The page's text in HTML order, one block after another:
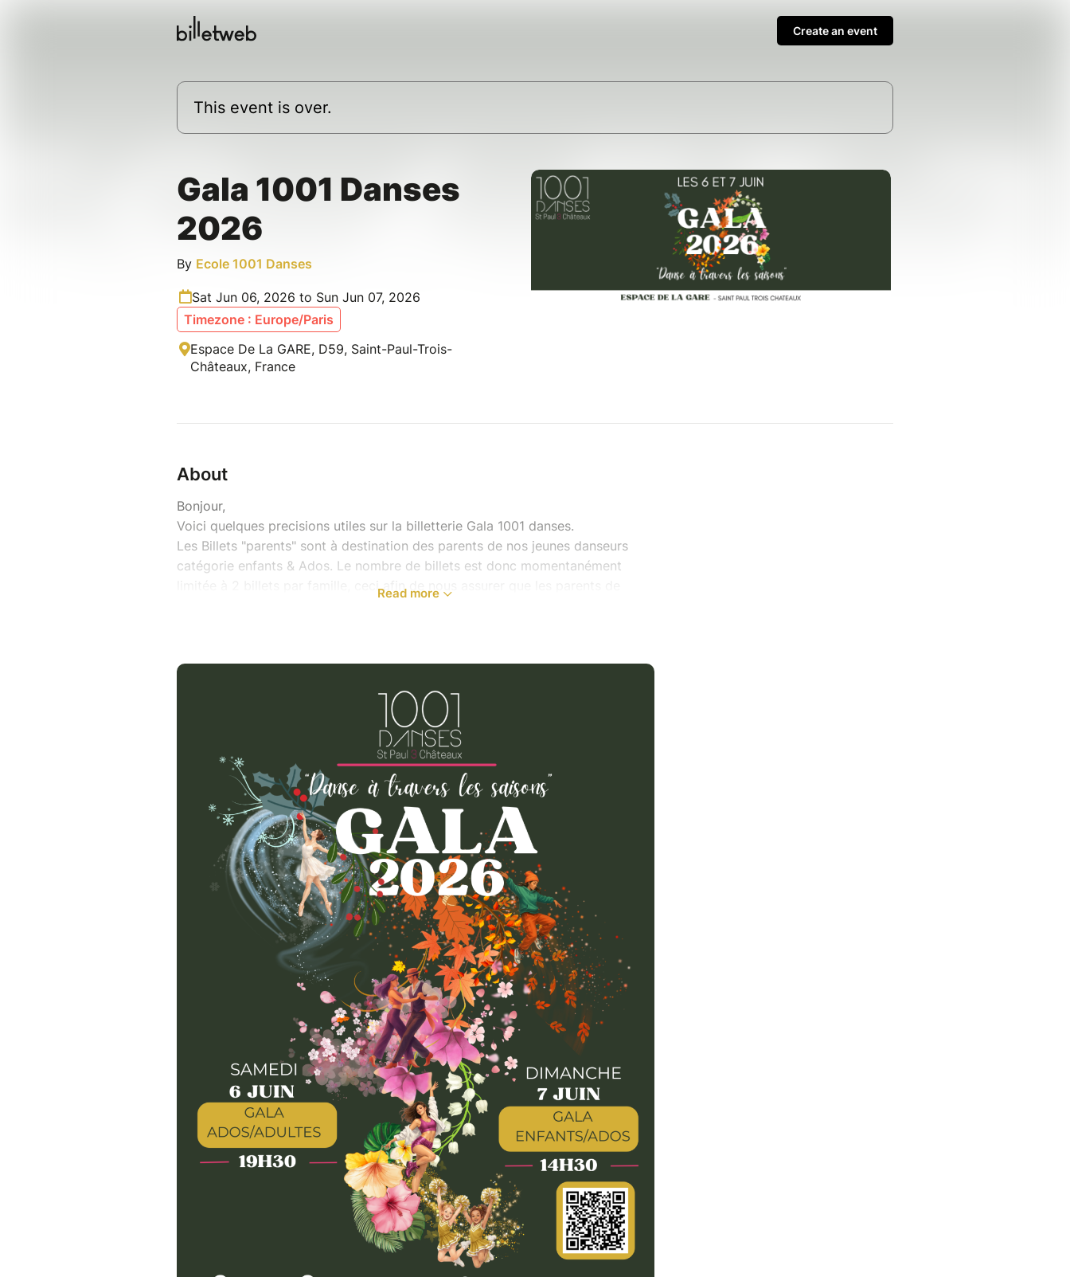
Create an event
This event is over.
Gala 1001 Danses
2026
By Ecole 1001 Danses
Sat Jun 06, 2026 to Sun Jun 07, 2026
Timezone : Europe/Paris
Espace De La GARE, D59, Saint-Paul-Trois-
Châteaux, France
About
Bonjour,
Voici quelques precisions utiles sur la billetterie Gala 1001 danses.
Les Billets "parents" sont à destination des parents de nos jeunes danseurs
catégorie enfants & Ados. Le nombre de billets est donc momentanément
limitée à 2 billets par famille, ceci afin de nous assurer que les parents de
Mais pas de panique, dés le 1er mai la billetterie "public" ouvre pour vos
les frères et soeurs, oncles tantes, grands parents et amis. Soyez quand même
Espace de la Gare - salle Fontaine à St Paul trois Châteaux
➤ Gala du Samedi (Ados-Adultes): Debut du spectacle à 19h30 (Ouverture des
portes à 19h00)
➤ Gala du Dimanche (Enfants-Ados) : Début du spectacle à 14h30 (Ouverture
des portes à 14h00)
Nombre de places limitées, pensez à prendre vos places
(Places non numérotées)
Complément d’information :
Accueil 1001 danses : 04.75.53.99.25
Portable : 06.32.13.71.96
Mail : accueil@1001danses.fr
Read more